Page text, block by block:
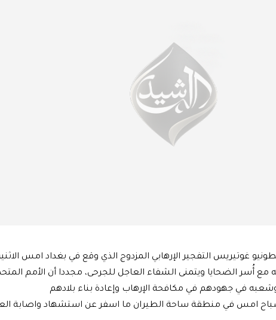
غوتيريس التفجير الإرهابي المزدوج الذي وقع في بغداد امس
أُسر الضحايا ويتمنى الشفاء العاجل للجرحى، مجددا أن الأمم
في جهودهم في مكافحة الإرهاب وإعادة بناء بلادهم
صباح امس في منطقة ساحة الطيران ما اسفر عن استشهاد واصابة